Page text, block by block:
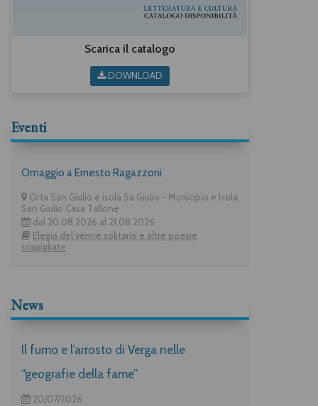
Scarica il catalogo
DOWNLOAD
Eventi
Omaggio a Ernesto Ragazzoni
Orta San Giulio e isola Sa Giulio - Municipio e Isola
San Giulio Casa Tallone
dal 20.08.2026 al 21.08.2026
Elegia del verme solitario e altre poesie
scapigliate
News
Il fumo e l’arrosto di Verga nelle
“geografie della fame”
20/07/2026